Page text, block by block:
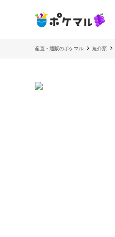
産直・通販のポケマル 魚介類